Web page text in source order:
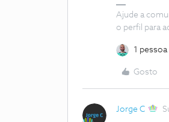
Ajude a
o perfil para
1
Gosto
Jorge C